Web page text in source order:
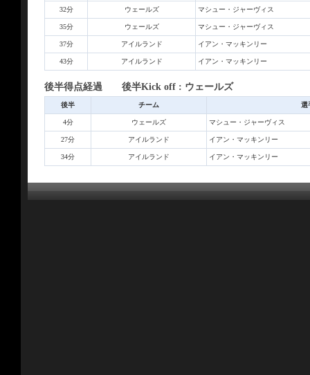
32分 ウェールズ マシュー・ジャーヴィス
35分 ウェールズ マシュー・ジャーヴィス
37分 アイルランド イアン・マッキンリー
43分 アイルランド イアン・マッキンリー
後半得点経過 後半Kick off : ウェールズ
後半 チーム 選
4分 ウェールズ マシュー・ジャーヴィス
27分 アイルランド イアン・マッキンリー
34分 アイルランド イアン・マッキンリー